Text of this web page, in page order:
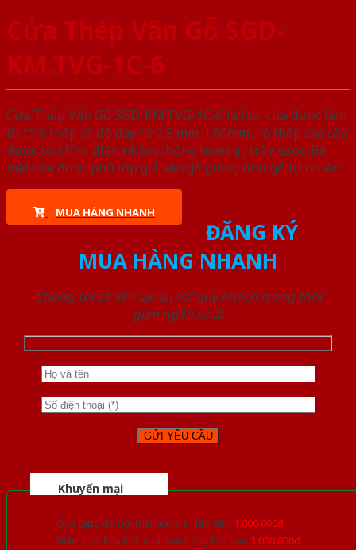
Cửa Thép Vân Gỗ SGD-
KM.TVG-1C-6
Cửa Thép Vân Gỗ SGD-KM.TVG-1C-6 là loại cửa được làm
từ tấm thép có độ dày từ 0,8 mm-1.00mm , là thép cao cấp
được sơn tĩnh điện nhằm chống hoen gỉ, trầy xước. Bề
mặt cửa được phủ lớp giả vân gỗ giống như gỗ tự nhiên
MUA HÀNG NHANH
ĐĂNG KÝ
MUA HÀNG NHANH
Chúng tôi sẽ liên lạc lại với quý khách trong thời
gian ngắn nhất
Khuyến mại
Quà tặng đồ nội thất trang trí lên đến 1.000.000đ
Giảm trực tiếp khi mua đơn hàng lớn hơn 3.000.000đ